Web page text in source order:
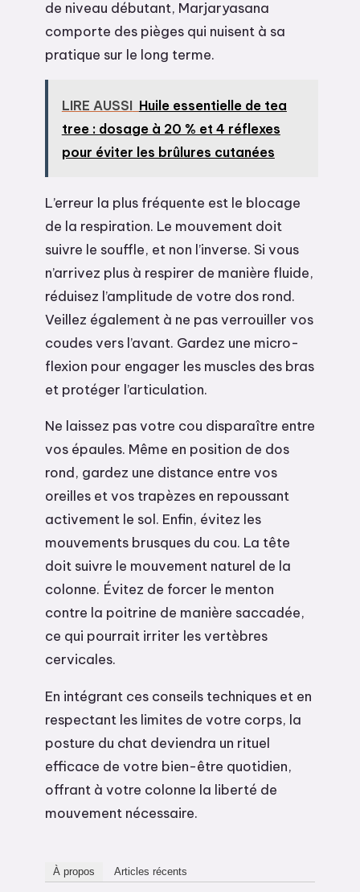
de niveau débutant, Marjaryasana
comporte des pièges qui nuisent à sa
pratique sur le long terme.
LIRE AUSSI Huile essentielle de tea
tree : dosage à 20 % et 4 réflexes
pour éviter les brûlures cutanées
L’erreur la plus fréquente est le blocage
de la respiration. Le mouvement doit
suivre le souffle, et non l’inverse. Si vous
n’arrivez plus à respirer de manière fluide,
réduisez l’amplitude de votre dos rond.
Veillez également à ne pas verrouiller vos
coudes vers l’avant. Gardez une micro-
flexion pour engager les muscles des bras
et protéger l’articulation.
Ne laissez pas votre cou disparaître entre
vos épaules. Même en position de dos
rond, gardez une distance entre vos
oreilles et vos trapèzes en repoussant
activement le sol. Enfin, évitez les
mouvements brusques du cou. La tête
doit suivre le mouvement naturel de la
colonne. Évitez de forcer le menton
contre la poitrine de manière saccadée,
ce qui pourrait irriter les vertèbres
cervicales.
En intégrant ces conseils techniques et en
respectant les limites de votre corps, la
posture du chat deviendra un rituel
efficace de votre bien-être quotidien,
offrant à votre colonne la liberté de
mouvement nécessaire.
À propos Articles récents